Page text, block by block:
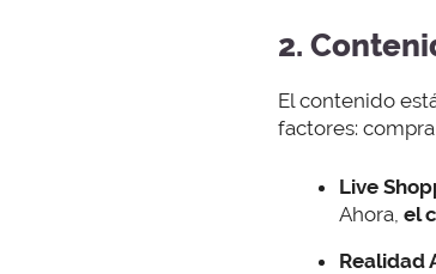
2.
El contenido
factores:
Live
Ahora, el
Realidad